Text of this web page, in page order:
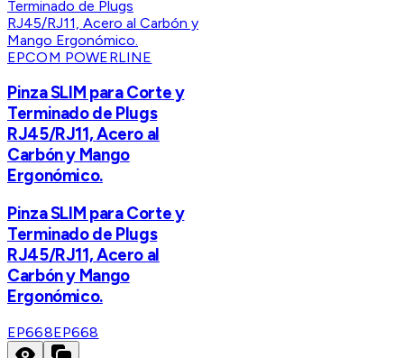
EPCOM POWERLINE
Pinza SLIM para Corte y
Terminado de Plugs
RJ45/RJ11, Acero al
Carbón y Mango
Ergonómico.
Pinza SLIM para Corte y
Terminado de Plugs
RJ45/RJ11, Acero al
Carbón y Mango
Ergonómico.
EP668EP668